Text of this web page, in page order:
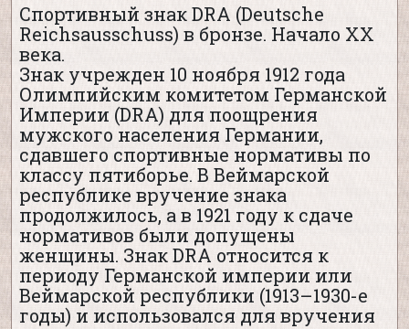
Спортивный знак DRA (Deutsche
Reichsausschuss) в бронзе. Начало XX
века.
Знак учрежден 10 ноября 1912 года
Олимпийским комитетом Германской
Империи (DRA) для поощрения
мужского населения Германии,
сдавшего спортивные нормативы по
классу пятиборье. В Веймарской
республике вручение знака
продолжилось, а в 1921 году к сдаче
нормативов были допущены
женщины. Знак DRA относится к
периоду Германской империи или
Веймарской республики (1913–1930-е
годы) и использовался для вручения